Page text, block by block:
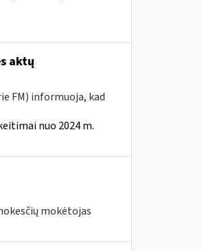
aktų
FM) informuoja, kad
nuo 2024 m.
mokėtojas